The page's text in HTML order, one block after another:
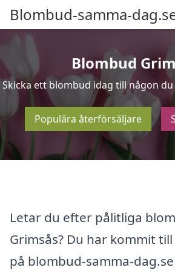
Blombud-samma-
Blombud
Skicka ett blombud idag till någon
Populära återförsäljare
Letar du efter pålitliga
Grimsås? Du har kommit
på blombud-samma-